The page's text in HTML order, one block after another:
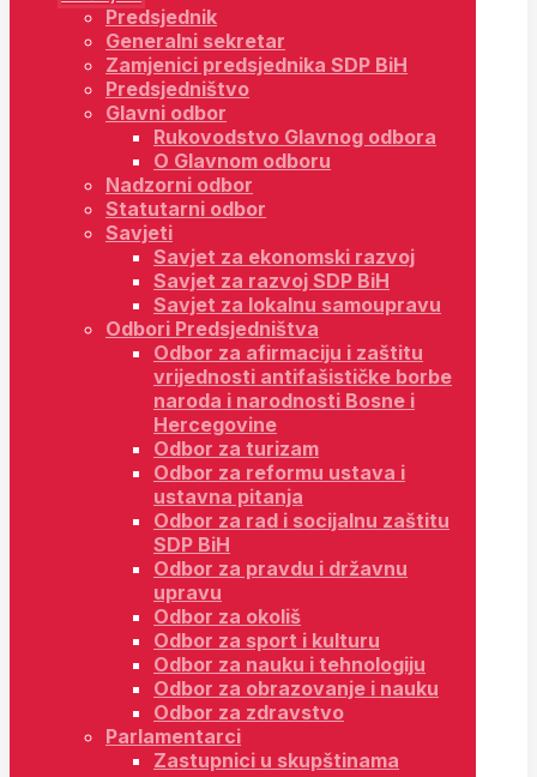
Predsjednik
Generalni sekretar
Zamjenici predsjednika SDP BiH
Predsjedništvo
Glavni odbor
Rukovodstvo Glavnog odbora
O Glavnom odboru
Nadzorni odbor
Statutarni odbor
Savjeti
Savjet za ekonomski razvoj
Savjet za razvoj SDP BiH
Savjet za lokalnu samoupravu
Odbori Predsjedništva
Odbor za afirmaciju i zaštitu
vrijednosti antifašističke borbe
naroda i narodnosti Bosne i
Hercegovine
Odbor za turizam
Odbor za reformu ustava i
ustavna pitanja
Odbor za rad i socijalnu zaštitu
SDP BiH
Odbor za pravdu i državnu
upravu
Odbor za okoliš
Odbor za sport i kulturu
Odbor za nauku i tehnologiju
Odbor za obrazovanje i nauku
Odbor za zdravstvo
Parlamentarci
Zastupnici u skupštinama